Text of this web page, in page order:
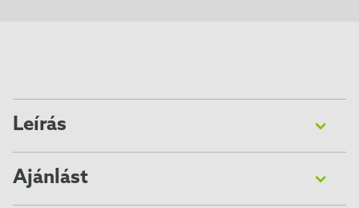
Leírás
FURminator® Undercoat deShedding Tool za vrlo velike
kratkodlake pse smanjuje linjanje za čak 90 %. Rub od
Ajánlást